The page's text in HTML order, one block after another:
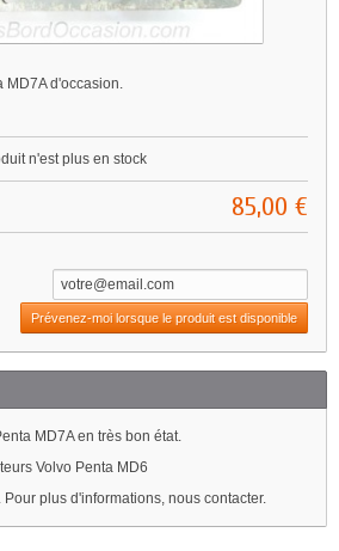
d'occasion.
n'est plus en stock
85,00 €
Prévenez-moi lorsque le produit est disponible
MD7A en très bon état.
Volvo Penta MD6
plus d'informations, nous contacter.